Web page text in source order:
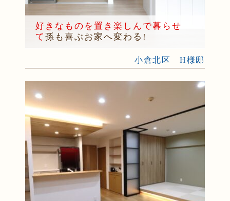
好きなものを置き楽しんで暮らせ
て 孫も喜ぶお家へ変わる!
小倉北区 H様邸